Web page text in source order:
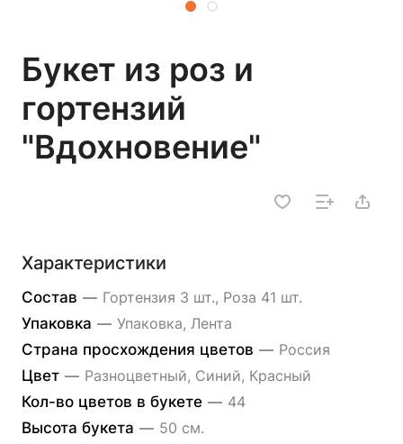
Букет из роз и
гортензий
"Вдохновение"
Характеристики
Состав — Гортензия 3 шт., Роза 41 шт.
Упаковка — Упаковка, Лента
Страна просхождения цветов — Россия
Цвет — Разноцветный, Синий, Красный
Кол-во цветов в букете — 44
Высота букета — 50 см.